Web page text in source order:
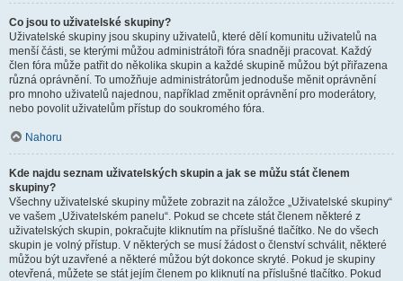
Co jsou to uživatelské skupiny?
Uživatelské skupiny jsou skupiny uživatelů, které dělí komunitu uživatelů na
menší části, se kterými můžou administrátoři fóra snadněji pracovat. Každý
člen fóra může patřit do několika skupin a každé skupině můžou být přiřazena
různá oprávnění. To umožňuje administrátorům jednoduše měnit oprávnění
pro mnoho uživatelů najednou, například změnit oprávnění pro moderátory,
nebo povolit uživatelům přístup do soukromého fóra.
Nahoru
Kde najdu seznam uživatelských skupin a jak se můžu stát členem
skupiny?
Všechny uživatelské skupiny můžete zobrazit na záložce „Uživatelské skupiny“
ve vašem „Uživatelském panelu“. Pokud se chcete stát členem některé z
uživatelských skupin, pokračujte kliknutím na příslušné tlačítko. Ne do všech
skupin je volný přístup. V některých se musí žádost o členství schválit, některé
můžou být uzavřené a některé můžou být dokonce skryté. Pokud je skupiny
otevřená, můžete se stát jejím členem po kliknutí na příslušné tlačítko. Pokud